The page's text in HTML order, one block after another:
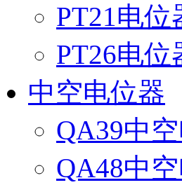
PT21电
PT26电
中空电位器
QA39中
QA48中